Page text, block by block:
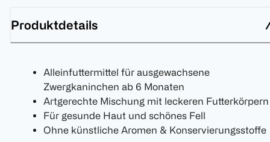
Produktdetails
Alleinfuttermittel für ausgewachsene
Zwergkaninchen ab 6 Monaten
Artgerechte Mischung mit leckeren Futterkörpern
Für gesunde Haut und schönes Fell
Ohne künstliche Aromen & Konservierungsstoffe